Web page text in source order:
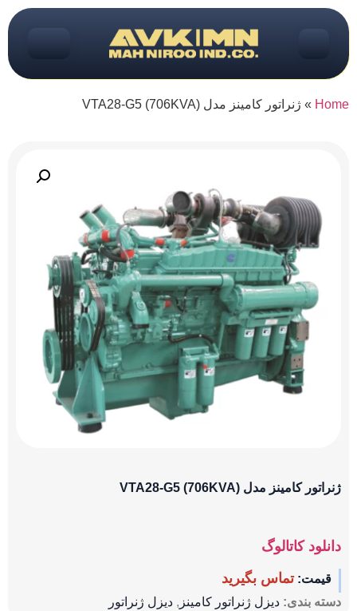
Home
» ژنراتور کامینز مدل (706KVA) VTA28-G5
ژنراتور کامینز مدل (706KVA) VTA28-G5
دانلود کاتالوگ
قیمت: تماس بگیرید
دسته بندی: دیزل ژنراتور کامینز , دیزل ژنراتور